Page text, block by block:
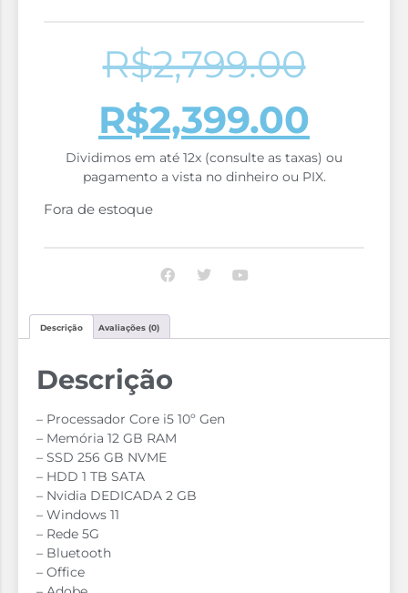
R$2,799.00
R$2,399.00
Dividimos em até 12x (consulte as taxas) ou
pagamento a vista no dinheiro ou PIX.
Fora de estoque
Descrição Avaliações (0)
Descrição
– Processador Core i5 10º Gen
– Memória 12 GB RAM
– SSD 256 GB NVME
– ⁠HDD 1 TB SATA
– Nvidia DEDICADA 2 GB
– Windows 11
– Rede 5G
– Bluetooth
– Office